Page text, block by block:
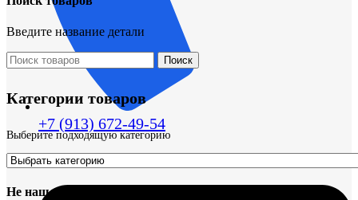
+7 (913) 672-49-54
Введите название детали
Поиск
Категории товаров
Выберите подходящую категорию
Не нашли деталь?